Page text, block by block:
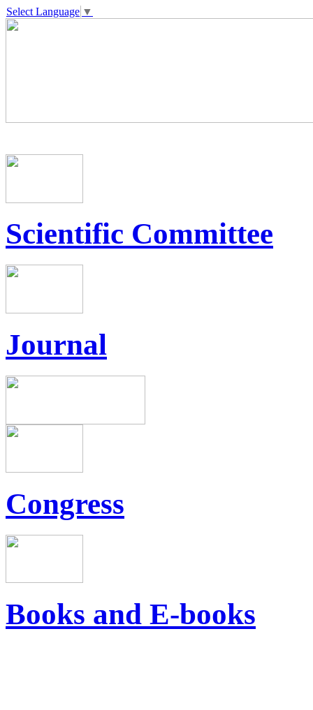
Select Language ▼
Scientific Committee
Journal
Congress
Books and E-books